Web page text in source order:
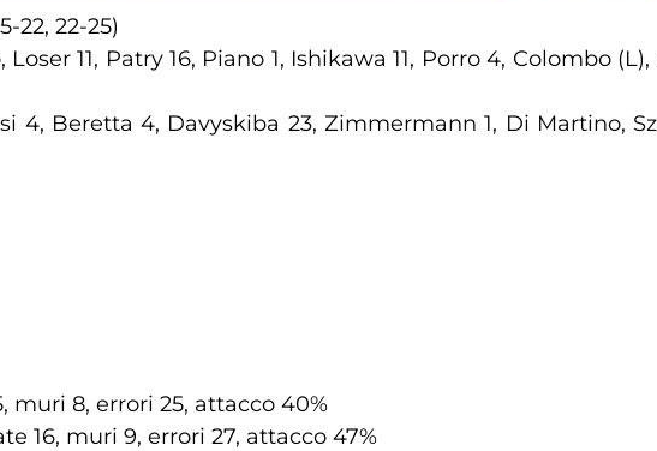
22, 22-25)
11, Patry 16, Piano 1, Ishikawa 11, Porro 4, Colombo
4, Beretta 4, Davyskiba 23, Zimmermann 1, Di Martino,
muri 8, errori 25, attacco 40%
16, muri 9, errori 27, attacco 47%